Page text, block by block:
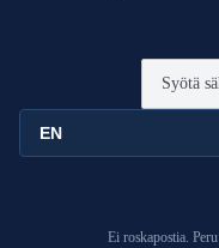
Ei roskapostia.